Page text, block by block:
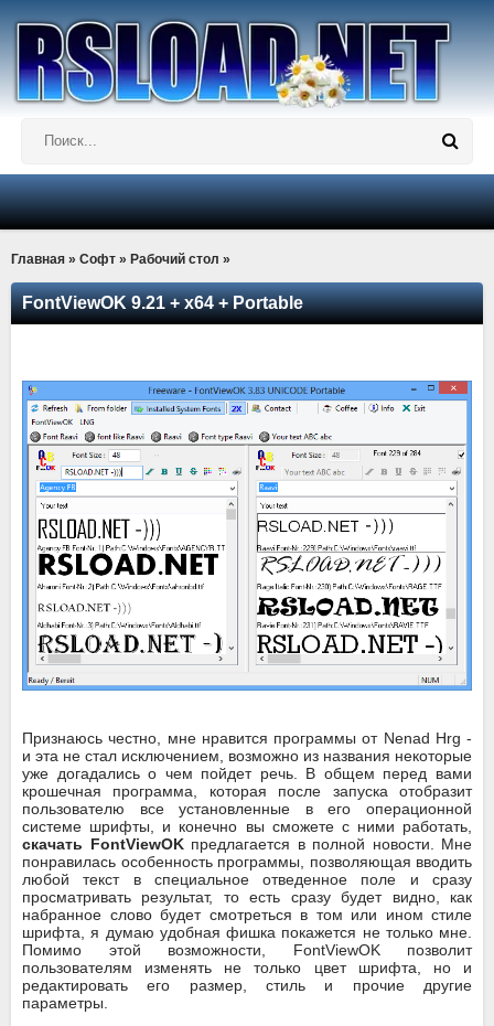
Главная » Софт » Рабочий стол »
FontViewOK 9.21 + x64 + Portable
Признаюсь честно, мне нравится программы от Nenad Hrg -
и эта не стал исключением, возможно из названия некоторые
уже догадались о чем пойдет речь. В общем перед вами
крошечная программа, которая после запуска отобразит
пользователю все установленные в его операционной
системе шрифты, и конечно вы сможете с ними работать,
скачать FontViewOKпредлагается в полной новости. Мне
понравилась особенность программы, позволяющая вводить
любой текст в специальное отведенное поле и сразу
просматривать результат, то есть сразу будет видно, как
набранное слово будет смотреться в том или ином стиле
шрифта, я думаю удобная фишка покажется не только мне.
Помимо этой возможности, FontViewOK позволит
пользователям изменять не только цвет шрифта, но и
редактировать его размер, стиль и прочие другие
параметры.